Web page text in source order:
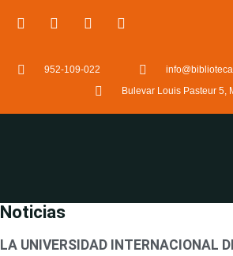
952-109-022
Bulevar Louis Pasteur 5,
Noticias
LA UNIVERSIDAD INTERNACIONAL